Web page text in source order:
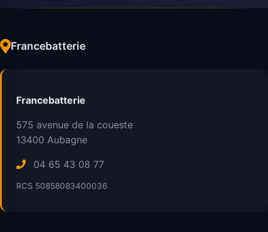
Francebatterie
Francebatterie
575 avenue de la coueste
13400 Aubagne
04 65 43 08 77
RCS 50858083400036